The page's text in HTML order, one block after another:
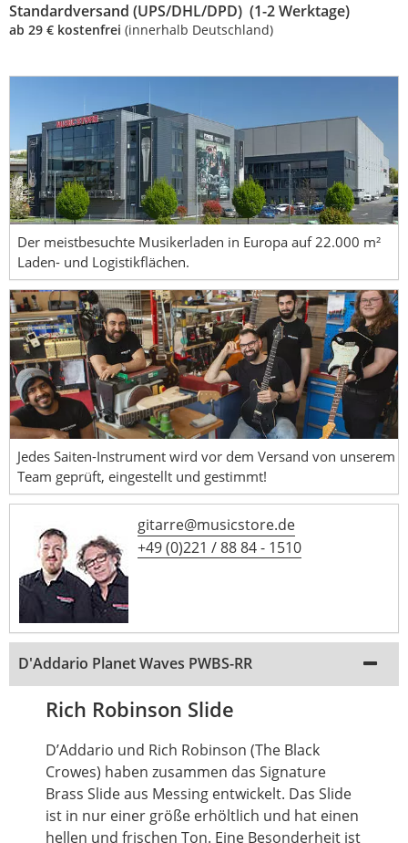
Standardversand (UPS/DHL/DPD) (1-2 Werktage)
ab 29 € kostenfrei (innerhalb Deutschland)
Der meistbesuchte Musikerladen in Europa auf 22.000 m²
Laden- und Logistikflächen.
Jedes Saiten-Instrument wird vor dem Versand von unserem
Team geprüft, eingestellt und gestimmt!
gitarre@musicstore.de
+49 (0)221 / 88 84 - 1510
D'Addario Planet Waves PWBS-RR
Rich Robinson Slide
D’Addario und Rich Robinson (The Black
Crowes) haben zusammen das Signature
Brass Slide aus Messing entwickelt. Das Slide
ist in nur einer größe erhöltlich und hat einen
hellen und frischen Ton. Eine Besonderheit ist